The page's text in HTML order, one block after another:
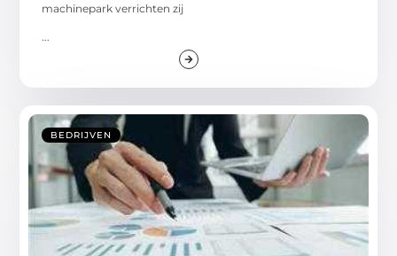
machinepark verrichten zij
...
BEDRIJVEN